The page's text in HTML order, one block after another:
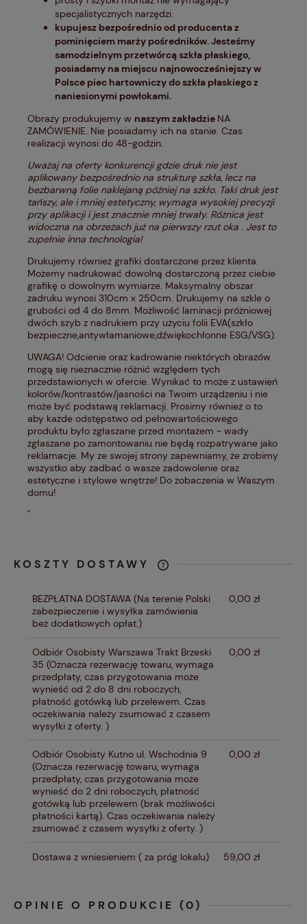
specjalistycznych narzędzi.
kupujesz bezpośrednio od producenta z
pominięciem marży pośredników. Jesteśmy
samodzielnym przetwórcą szkła płaskiego,
posiadamy na miejscu najnowocześniejszy w
Polsce piec hartowniczy do szkła płaskiego z
naniesionymi powłokami.
Obrazy produkujemy w naszym zakładzie NA
ZAMÓWIENIE. Nie posiadamy ich na stanie. Czas
realizacji wynosi do 48-godzin.
Uważaj na oferty konkurencji gdzie druk nie jest
aplikowany bezpośrednio na strukturę szkła, lecz na
bezbarwną folie naklejaną później na szkło. Taki druk jest
tańszy, ale i mniej estetyczny, wymaga wysokiej precyzji
przy aplikacji i jest znacznie mniej trwały. Różnica jest
widoczna na obrzeżach już na pierwszy rzut oka . Jest to
zupełnie inna technologia!
Drukujemy również grafiki dostarczone przez klienta.
Możemy nadrukować dowolną dostarczoną przez ciebie
grafikę o dowolnym wymiarze. Maksymalny obszar
zadruku wynosi 310cm x 250cm. Drukujemy na szkle o
grubości od 4 do 8mm. Możliwość laminacji próżniowej
dwóch szyb z nadrukiem przy użyciu folii EVA(szkło
bezpieczne,antywłamaniowe,dźwiękochłonne ESG/VSG).
UWAGA! Odcienie oraz kadrowanie niektórych obrazów
mogą się nieznacznie różnić względem tych
przedstawionych w ofercie. Wynikać to może z ustawień
kolorów/kontrastów/jasności na Twoim urządzeniu i nie
może być podstawą reklamacji. Prosimy również o to
aby każde odstępstwo od pełnowartościowego
produktu było zgłaszane przed montażem - wady
zgłaszane po zamontowaniu nie będą rozpatrywane jako
reklamacje. My ze swojej strony zapewniamy, że zrobimy
wszystko aby zadbać o wasze zadowolenie oraz
estetyczne i stylowe wnętrze! Do zobaczenia w Waszym
domu!
"
KOSZTY DOSTAWY
KOSZTÓW PŁATNOŚCI
BEZPŁATNA DOSTAWA (Na terenie Polski
zabezpieczenie i wysyłka zamówienia
bez dodatkowych opłat.)
0,00 zł
Odbiór Osobisty Warszawa Trakt Brzeski
35 (Oznacza rezerwację towaru, wymaga
przedpłaty, czas przygotowania może
wynieść od 2 do 8 dni roboczych,
płatność gotówką lub przelewem. Czas
oczekiwania należy zsumować z czasem
wysyłki z oferty. )
0,00 zł
Odbiór Osobisty Kutno ul. Wschodnia 9
(Oznacza rezerwację towaru, wymaga
przedpłaty, czas przygotowania może
wynieść do 2 dni roboczych, płatność
gotówką lub przelewem (brak możliwości
płatności kartą). Czas oczekiwania należy
zsumować z czasem wysyłki z oferty. )
0,00 zł
Dostawa z wniesieniem ( za próg lokalu) 59,00 zł
OPINIE O PRODUKCIE (0)